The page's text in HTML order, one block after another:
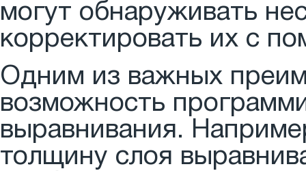
могут обнаруживать
корректировать их с
Одним из важных
возможность
выравнивания.
толщину слоя